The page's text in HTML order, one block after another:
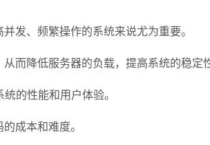
发、频繁操作的系统来说尤为重要。
而降低服务器的负载，提高系统的稳定
的性能和用户体验。
成本和难度。